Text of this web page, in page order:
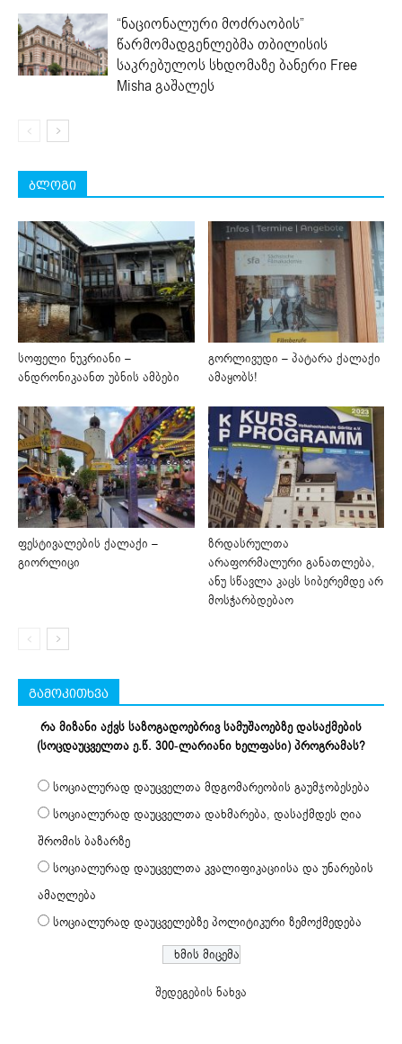
“ნაციონალური მოძრაობის”
წარმომადგენლებმა თბილისის
საკრებულოს სხდომაზე ბანერი Free
Misha გაშალეს
ბლოგი
სოფელი ნუკრიანი –
ანდრონიკაანთ უბნის ამბები
გორლივუდი – პატარა ქალაქი
ამაყობს!
ფესტივალების ქალაქი –
გიორლიცი
ზრდასრულთა
არაფორმალური განათლება,
ანუ სწავლა კაცს სიბერემდე არ
მოსჭარბდებაო
გამოკითხვა
რა მიზანი აქვს საზოგადოებრივ სამუშაოებზე დასაქმების
(სოცდაუცველთა ე.წ. 300-ლარიანი ხელფასი) პროგრამას?
სოციალურად დაუცველთა მდგომარეობის გაუმჯობესება
სოციალურად დაუცველთა დახმარება, დასაქმდეს ღია
შრომის ბაზარზე
სოციალურად დაუცველთა კვალიფიკაციისა და უნარების
ამაღლება
სოციალურად დაუცველებზე პოლიტიკური ზემოქმედება
შედეგების ნახვა